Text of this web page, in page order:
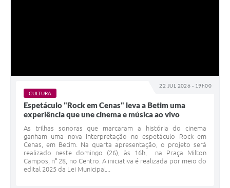
22 JUL 2026 - 19h00
CULTURA
Espetáculo "Rock em Cenas" leva a Betim uma
experiência que une cinema e música ao vivo
As trilhas sonoras que marcaram a história do cinema
ganham uma nova interpretação no espetáculo Rock em
Cenas, em Betim. Na quarta apresentação, o projeto será
realizado neste domingo (26), às 16h, na​ Praça Milton
Campos,​ n° 28, no Centro. A iniciativa é realizada por meio do
edital 2025 da Lei Municipal...